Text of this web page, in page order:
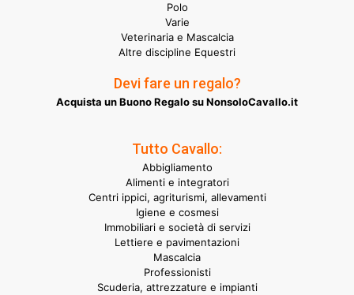
Polo
Varie
Veterinaria e Mascalcia
Altre discipline Equestri
Devi fare un regalo?
Acquista un Buono Regalo su NonsoloCavallo.it
Tutto Cavallo:
Abbigliamento
Alimenti e integratori
Centri ippici, agriturismi, allevamenti
Igiene e cosmesi
Immobiliari e società di servizi
Lettiere e pavimentazioni
Mascalcia
Professionisti
Scuderia, attrezzature e impianti